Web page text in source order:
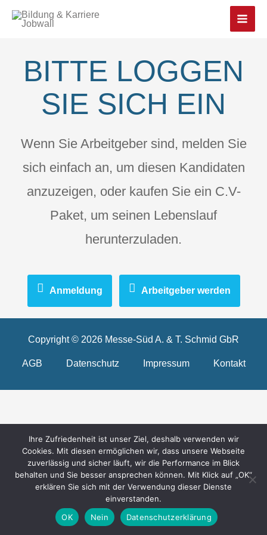
Main
BITTE LOGGEN
SIE SICH EIN
Wenn Sie Arbeitgeber sind, melden Sie
sich einfach an, um diesen Kandidaten
anzuzeigen, oder kaufen Sie ein C.V-
Paket, um seinen Lebenslauf
herunterzuladen.
Anmeldung Arbeitgeber werden
Copyright © 2026 Messe-Süd A. & T. Schmid GbR
AGB Datenschutz Impressum Kontakt
Ihre Zufriedenheit ist unser Ziel, deshalb verwenden wir
Cookies. Mit diesen ermöglichen wir, dass unsere Webseite
zuverlässig und sicher läuft, wir die Performance im Blick
behalten und Sie besser ansprechen können. Mit Klick auf „OK“
erklären Sie sich mit der Verwendung dieser Dienste
einverstanden.
OK
Nein Datenschutzerklärung